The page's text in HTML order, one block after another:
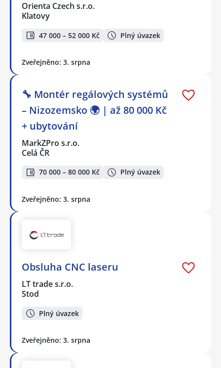
Orienta Czech s.r.o.
Klatovy
47 000 – 52 000 Kč Plný úvazek
Zveřejněno: 3. srpna
🔧 Montér regálových systémů
– Nizozemsko 🌍 | až 80 000 Kč
+ ubytování
MarkZPro s.r.o.
Celá ČR
70 000 – 80 000 Kč Plný úvazek
Zveřejněno: 3. srpna
Obsluha CNC laseru
LT trade s.r.o.
Stod
Plný úvazek
Zveřejněno: 3. srpna